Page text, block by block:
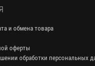
и обмена товара
оферты
обработки персональных